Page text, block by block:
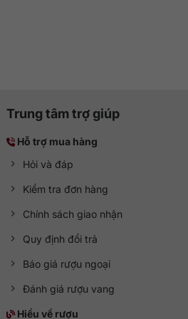
Trung tâm trợ giúp
Hỗ trợ mua hàng
Hỏi và đáp
Kiểm tra đơn hàng
Chính sách giao nhận
Quy định đổi trả
Báo giá rượu ngoại
Đánh giá rượu vang
Hiểu về rượu